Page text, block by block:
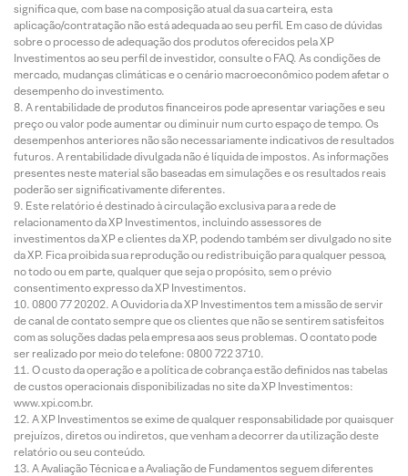
significa que, com base na composição atual da sua carteira, esta
aplicação/contratação não está adequada ao seu perfil. Em caso de dúvidas
sobre o processo de adequação dos produtos oferecidos pela XP
Investimentos ao seu perfil de investidor, consulte o FAQ. As condições de
mercado, mudanças climáticas e o cenário macroeconômico podem afetar o
desempenho do investimento.
A rentabilidade de produtos financeiros pode apresentar variações e seu
preço ou valor pode aumentar ou diminuir num curto espaço de tempo. Os
desempenhos anteriores não são necessariamente indicativos de resultados
futuros. A rentabilidade divulgada não é líquida de impostos. As informações
presentes neste material são baseadas em simulações e os resultados reais
poderão ser significativamente diferentes.
Este relatório é destinado à circulação exclusiva para a rede de
relacionamento da XP Investimentos, incluindo assessores de
investimentos da XP e clientes da XP, podendo também ser divulgado no site
da XP. Fica proibida sua reprodução ou redistribuição para qualquer pessoa,
no todo ou em parte, qualquer que seja o propósito, sem o prévio
consentimento expresso da XP Investimentos.
0800 77 20202. A Ouvidoria da XP Investimentos tem a missão de servir
de canal de contato sempre que os clientes que não se sentirem satisfeitos
com as soluções dadas pela empresa aos seus problemas. O contato pode
ser realizado por meio do telefone: 0800 722 3710.
O custo da operação e a política de cobrança estão definidos nas tabelas
de custos operacionais disponibilizadas no site da XP Investimentos:
www.xpi.com.br.
A XP Investimentos se exime de qualquer responsabilidade por quaisquer
prejuízos, diretos ou indiretos, que venham a decorrer da utilização deste
relatório ou seu conteúdo.
A Avaliação Técnica e a Avaliação de Fundamentos seguem diferentes